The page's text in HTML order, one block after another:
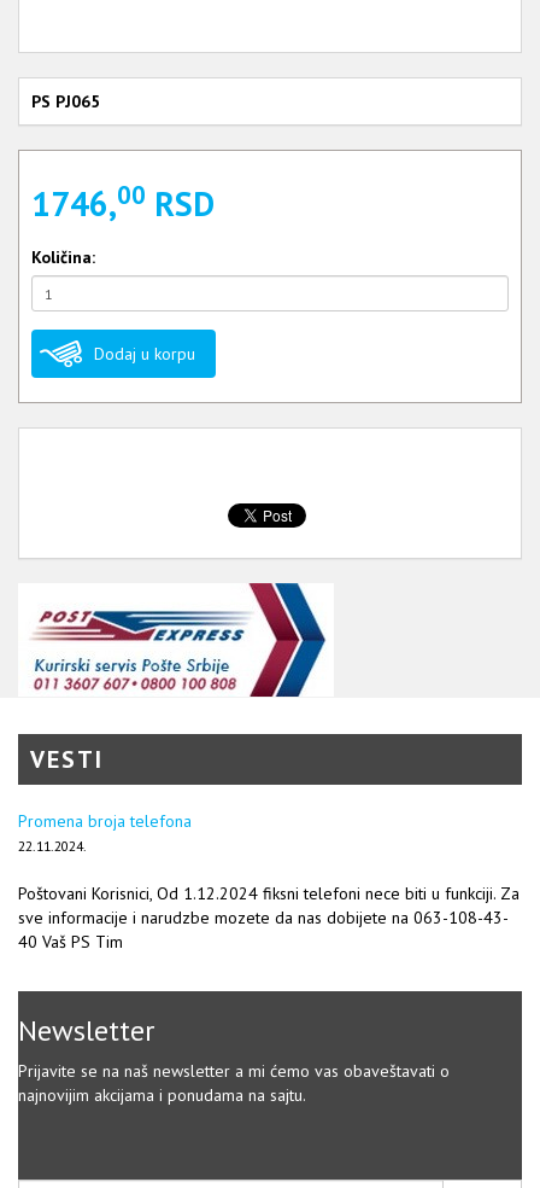
PS PJ065
1746,00 RSD
Količina:
Dodaj u korpu
VESTI
Promena broja telefona
22.11.2024.
Poštovani Korisnici, Od 1.12.2024 fiksni telefoni nece biti u funkciji. Za
sve informacije i narudzbe mozete da nas dobijete na 063-108-43-
40 Vaš PS Tim
Newsletter
Prijavite se na naš newsletter a mi ćemo vas obaveštavati o
najnovijim akcijama i ponudama na sajtu.